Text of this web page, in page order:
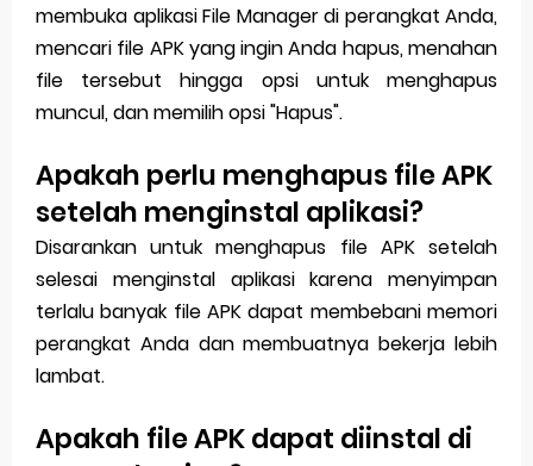
membuka aplikasi File Manager di perangkat Anda,
mencari file APK yang ingin Anda hapus, menahan
file tersebut hingga opsi untuk menghapus
muncul, dan memilih opsi "Hapus".
Apakah perlu menghapus file APK
setelah menginstal aplikasi?
Disarankan untuk menghapus file APK setelah
selesai menginstal aplikasi karena menyimpan
terlalu banyak file APK dapat membebani memori
perangkat Anda dan membuatnya bekerja lebih
lambat.
Apakah file APK dapat diinstal di